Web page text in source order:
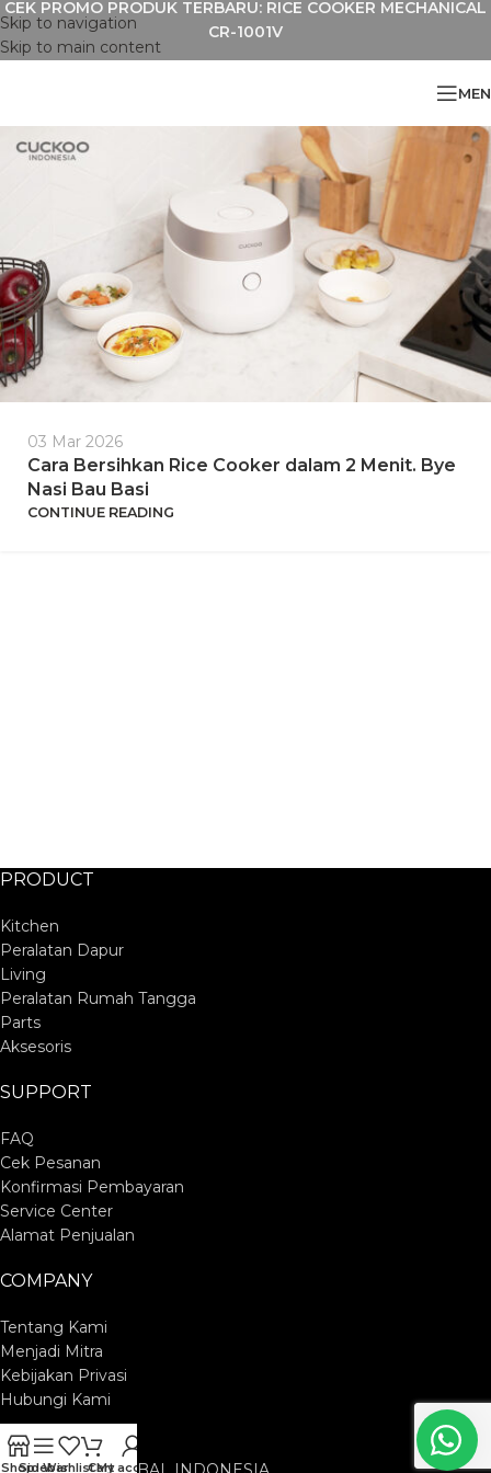
Skip to navigation
Skip to main content
CEK PROMO PRODUK TERBARU: RICE COOKER MECHANICAL
CR-1001V
03 Mar 2026
Cara Bersihkan Rice Cooker dalam 2 Menit. Bye
Nasi Bau Basi
CONTINUE READING
PRODUCT
Kitchen
Peralatan Dapur
Living
Peralatan Rumah Tangga
Parts
Aksesoris
SUPPORT
FAQ
Cek Pesanan
Konfirmasi Pembayaran
Service Center
Alamat Penjualan
COMPANY
Tentang Kami
Menjadi Mitra
Kebijakan Privasi
Hubungi Kami
ShopSidebarWishlistCart
My account